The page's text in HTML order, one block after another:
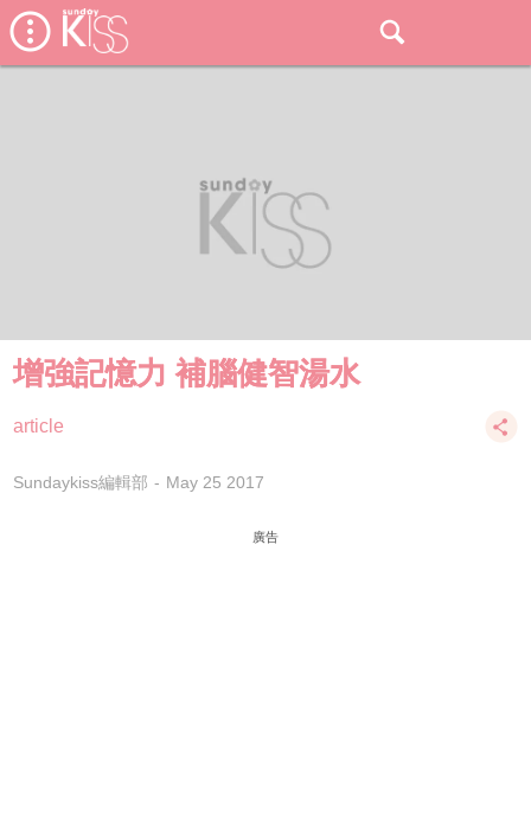
增強記憶力 補腦健智湯水
article
Sundaykiss編輯部 May 25 2017
廣告